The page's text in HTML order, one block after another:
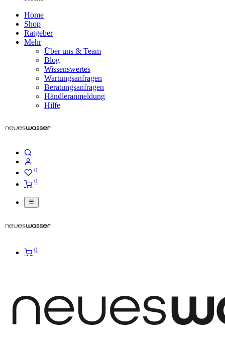
Home
Shop
Ratgeber
Mehr
Über uns & Team
Blog
Wissenswertes
Wartungsanfragen
Beratungsanfragen
Händleranmeldung
Hilfe
0
0
0